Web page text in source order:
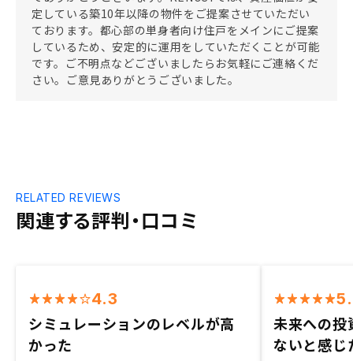
定している築10年以降の物件をご提案させていただい
ております。都心部の単身者向け住戸をメインにご提案
しているため、安定的に運用をしていただくことが可能
です。ご不明点などございましたらお気軽にご連絡くだ
さい。ご意見ありがとうございました。
関連する評判・口コミ
RELATED REVIEWS
4.3
シミュレーションのレベルが高
かった
未来への投
ないと感じ